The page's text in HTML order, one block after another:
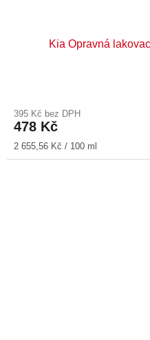
Kia Opravná
395 Kč bez DPH
478 Kč
Měrná
cena:
2 655,56 Kč / 100 ml